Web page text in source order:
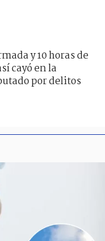
y 10 horas de
cayó en la
por delitos